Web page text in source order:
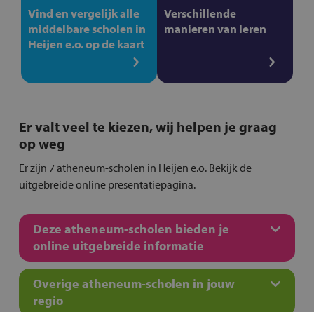
Vind en vergelijk alle
middelbare scholen in
Heijen e.o. op de kaart
Verschillende
manieren van leren
Er valt veel te kiezen, wij helpen je graag
op weg
Er zijn 7 atheneum-scholen in Heijen e.o. Bekijk de
uitgebreide online presentatiepagina.
Deze atheneum-scholen bieden je
online uitgebreide informatie
Overige atheneum-scholen in jouw
regio